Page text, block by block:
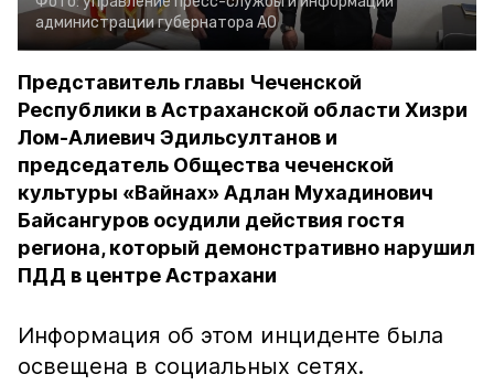
администрации губернатора АО
Представитель главы Чеченской
Республики в Астраханской области Хизри
Лом-Алиевич Эдильсултанов и
председатель Общества чеченской
культуры «Вайнах» Адлан Мухадинович
Байсангуров осудили действия гостя
региона, который демонстративно нарушил
ПДД в центре Астрахани
Информация об этом инциденте была
освещена в социальных сетях.